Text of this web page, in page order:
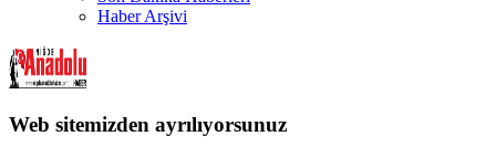
Haber Arşivi
Web sitemizden ayrılıyorsunuz